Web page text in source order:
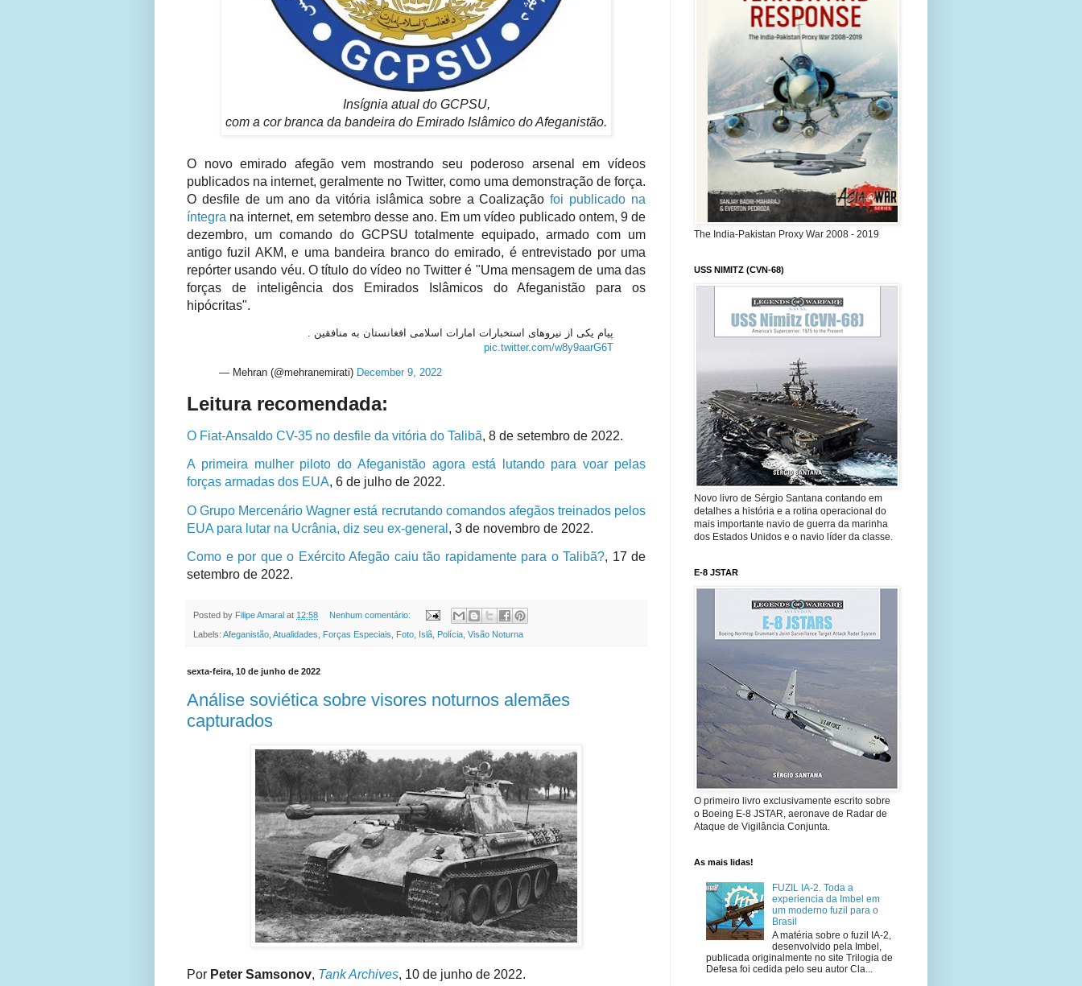
Insígnia atual do GCPSU,
com a cor branca da bandeira do Emirado Islâmico do Afeganistão.
O novo emirado afegão vem mostrando seu poderoso arsenal em vídeos
publicados na internet, geralmente no Twitter, como uma demonstração de força.
O desfile de um ano da vitória islâmica sobre a Coalizaçãofoi publicado na
íntegra na internet, em setembro desse ano. Em um vídeo publicado ontem, 9 de
dezembro, um comando do GCPSU totalmente equipado, armado com um
antigo fuzil AKM, e uma bandeira branco do emirado, é entrevistado por uma
repórter usando véu. O título do vídeo no Twitter é "Uma mensagem de uma das
forças de inteligência dos Emirados Islâmicos do Afeganistão para os
hipócritas".
پیام یکی از نیروهای استخبارات امارات اسلامی افغانستان به منافقین .
pic.twitter.com/w8y9aarG6T
— Mehran (@mehranemirati) December 9, 2022
Leitura recomendada:
O Fiat-Ansaldo CV-35 no desfile da vitória do Talibã, 8 de setembro de 2022.
A primeira mulher piloto do Afeganistão agora está lutando para voar pelas
forças armadas dos EUA, 6 de julho de 2022.
O Grupo Mercenário Wagner está recrutando comandos afegãos treinados pelos
EUA para lutar na Ucrânia, diz seu ex-general , 3 de novembro de 2022.
Como e por que o Exército Afegão caiu tão rapidamente para o Talibã?, 17 de
setembro de 2022.
Posted by Filipe Amaral at 12:58 Nenhum comentário:
Labels: Afeganistão Atualidades Forças Especiais Foto Islã Polícia Visão Noturna
sexta-feira, 10 de junho de 2022
Análise soviética sobre visores noturnos alemães
capturados
Por Peter Samsonov, Tank Archives, 10 de junho de 2022.
The India-Pakistan Proxy War 2008 - 2019
USS NIMITZ (CVN-68)
Novo livro de Sérgio Santana contando em
detalhes a história e a rotina operacional do
mais importante navio de guerra da marinha
dos Estados Unidos e o navio líder da classe.
E-8 JSTAR
O primeiro livro exclusivamente escrito sobre
o Boeing E-8 JSTAR, aeronave de Radar de
Ataque de Vigilância Conjunta.
As mais lidas!
FUZIL IA-2. Toda a
experiencia da Imbel em
um moderno fuzil para o
Brasil
A matéria sobre o fuzil IA-2,
desenvolvido pela Imbel,
publicada originalmente no site Trilogia de
Defesa foi cedida pelo seu autor Cla...